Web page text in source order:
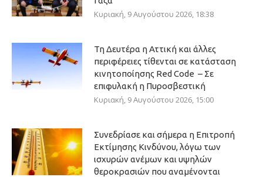
Κυριακή, 9 Αυγούστου 2026, 18:38
Τη Δευτέρα η Αττική και άλλες
περιφέρειες τίθενται σε κατάσταση
κινητοποίησης Red Code – Σε
επιφυλακή η Πυροσβεστική
Κυριακή, 9 Αυγούστου 2026, 15:00
Συνεδρίασε και σήμερα η Επιτροπή
Εκτίμησης Κινδύνου, λόγω των
ισχυρών ανέμων και υψηλών
θεροκρασιών που αναμένονται